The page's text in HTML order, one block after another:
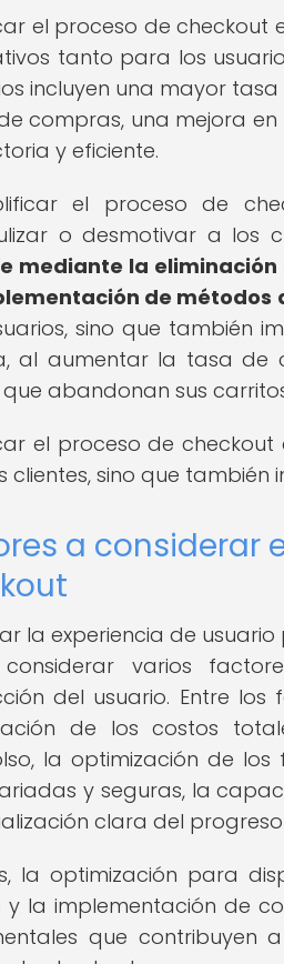
el proceso de checkout
tanto para los
incluyen una mayor
compras, una mejora
y eficiente.
el proceso de
o desmotivar a los
mediante la
de métodos
sino que también
al aumentar la tasa de
que abandonan sus
el proceso de
clientes, sino que
a considerar
la experiencia de
considerar varios
del usuario. Entre
de los costos
la optimización de
y seguras, la
clara del
la optimización para
y la implementación de
que contribuyen